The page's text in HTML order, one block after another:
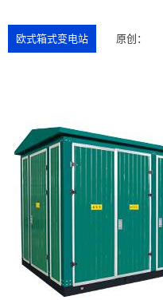
欧式箱式变电站 原创：